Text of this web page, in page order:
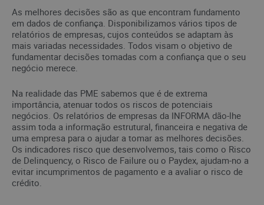
As melhores decisões são as que encontram fundamento
em dados de confiança. Disponibilizamos vários tipos de
relatórios de empresas, cujos conteúdos se adaptam às
mais variadas necessidades. Todos visam o objetivo de
fundamentar decisões tomadas com a confiança que o seu
negócio merece.
Na realidade das PME sabemos que é de extrema
importância, atenuar todos os riscos de potenciais
negócios. Os relatórios de empresas da INFORMA dão-lhe
assim toda a informação estrutural, financeira e negativa de
uma empresa para o ajudar a tomar as melhores decisões.
Os indicadores risco que desenvolvemos, tais como o Risco
de Delinquency, o Risco de Failure ou o Paydex, ajudam-no a
evitar incumprimentos de pagamento e a avaliar o risco de
crédito.